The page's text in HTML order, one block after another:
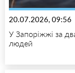
20.07.2026, 09:56
У Запоріжжі за
людей